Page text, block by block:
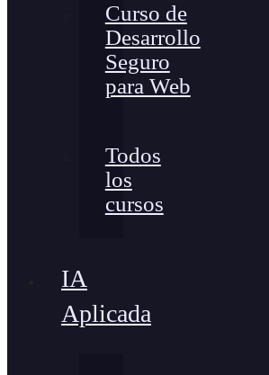
Curso de
Desarrollo
Seguro
para Web
Todos
los
cursos
IA
Aplicada